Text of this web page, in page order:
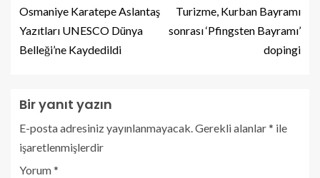
Osmaniye Karatepe Aslantaş
Yazıtları UNESCO Dünya
Belleği’ne Kaydedildi
Turizme, Kurban Bayramı
sonrası ‘Pfingsten Bayramı’
dopingi
Bir yanıt yazın
E-posta adresiniz yayınlanmayacak.Gerekli alanlar* ile
işaretlenmişlerdir
Yorum*